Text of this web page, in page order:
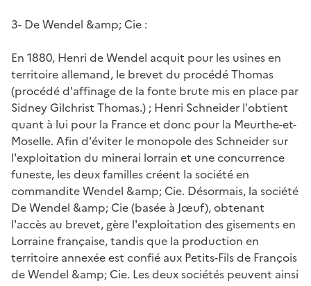
3- De Wendel &amp; Cie :
En 1880, Henri de Wendel acquit pour les usines en
territoire allemand, le brevet du procédé Thomas
(procédé d'affinage de la fonte brute mis en place par
Sidney Gilchrist Thomas.) ; Henri Schneider l'obtient
quant à lui pour la France et donc pour la Meurthe-et-
Moselle. Afin d'éviter le monopole des Schneider sur
l'exploitation du minerai lorrain et une concurrence
funeste, les deux familles créent la société en
commandite Wendel &amp; Cie. Désormais, la société
De Wendel &amp; Cie (basée à Jœuf), obtenant
l'accès au brevet, gère l'exploitation des gisements en
Lorraine française, tandis que la production en
territoire annexée est confié aux Petits-Fils de François
de Wendel &amp; Cie. Les deux sociétés peuvent ainsi